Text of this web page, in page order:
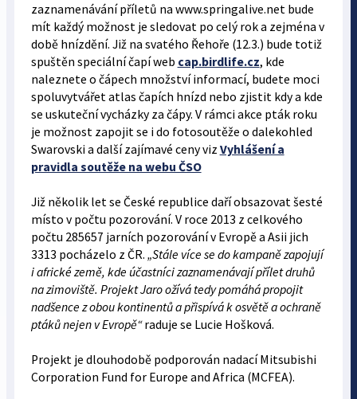
zaznamenávání příletů na www.springalive.net bude
mít každý možnost je sledovat po celý rok a zejména v
době hnízdění. Již na svatého Řehoře (12.3.) bude totiž
spuštěn speciální čapí web cap.birdlife.cz, kde
naleznete o čápech množství informací, budete moci
spoluvytvářet atlas čapích hnízd nebo zjistit kdy a kde
se uskuteční vycházky za čápy. V rámci akce pták roku
je možnost zapojit se i do fotosoutěže o dalekohled
Swarovski a další zajímavé ceny viz Vyhlášení a
pravidla soutěže na webu ČSO
Již několik let se České republice daří obsazovat šesté
místo v počtu pozorování. V roce 2013 z celkového
počtu 285657 jarních pozorování v Evropě a Asii jich
3313 pocházelo z ČR. „Stále více se do kampaně zapojují
i africké země, kde účastníci zaznamenávají přílet druhů
na zimoviště. Projekt Jaro ožívá tedy pomáhá propojit
nadšence z obou kontinentů a přispívá k osvětě a ochraně
ptáků nejen v Evropě“raduje se Lucie Hošková.
Projekt je dlouhodobě podporován nadací Mitsubishi
Corporation Fund for Europe and Africa (MCFEA).